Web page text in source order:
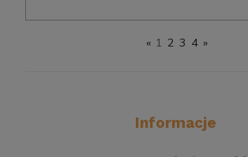
« 1 2 3 4 »
Informacje